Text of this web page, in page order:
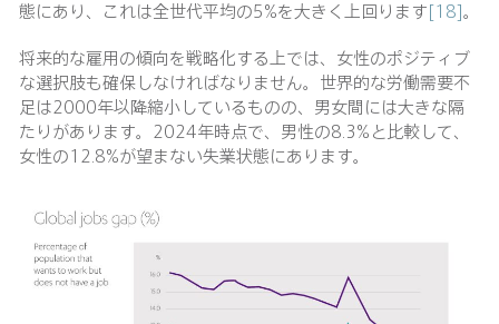
態にあり、これは全世代平均の5%を大きく上回ります[18]。
将来的な雇用の傾向を戦略化する上では、女性のポジティブ
な選択肢も確保しなければなりません。世界的な労働需要不
足は2000年以降縮小しているものの、男女間には大きな隔
たりがあります。2024年時点で、男性の8.3%と比較して、
女性の12.8%が望まない失業状態にあります。